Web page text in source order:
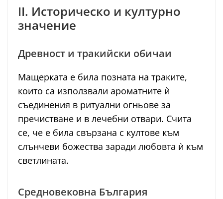
II. Историческо и културно
значение
Древност и тракийски обичаи
Мащерката е била позната на траките,
които са използвали ароматните ѝ
съединения в ритуални огньове за
пречистване и в лечебни отвари. Счита
се, че е била свързана с култове към
слънчеви божества заради любовта ѝ към
светлината.
Средновековна България